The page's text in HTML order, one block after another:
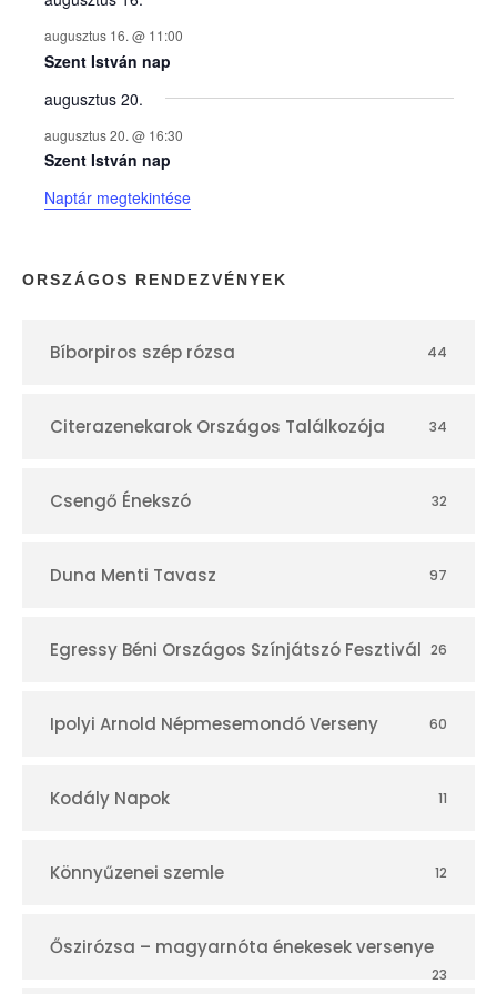
y
e
k
n
a
p
r
augusztus 16. @ 11:00
Szent István nap
augusztus 20.
augusztus 20. @ 16:30
Szent István nap
Naptár megtekintése
ORSZÁGOS RENDEZVÉNYEK
Bíborpiros szép rózsa 44
Citerazenekarok Országos Találkozója 34
Csengő Énekszó 32
Duna Menti Tavasz 97
Egressy Béni Országos Színjátszó Fesztivál 26
Ipolyi Arnold Népmesemondó Verseny 60
Kodály Napok 11
Könnyűzenei szemle 12
Őszirózsa – magyarnóta énekesek versenye
23